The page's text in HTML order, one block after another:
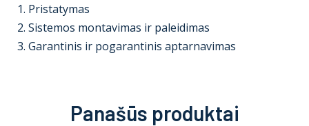
1. Pristatymas
2. Sistemos montavimas ir paleidimas
3. Garantinis ir pogarantinis aptarnavimas
Panašūs produktai